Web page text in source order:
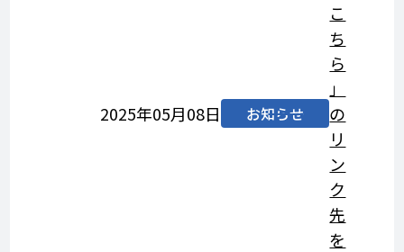
2025年05月08日 お知らせ
こ
ち
ら
」
の
リ
ン
ク
先
を